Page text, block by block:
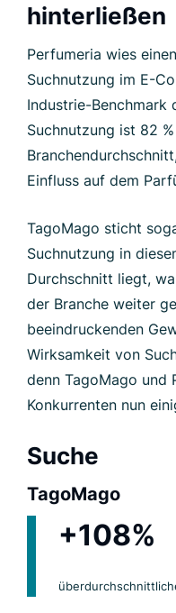
hinterließen
Perfumeria wies
Suchnutzung im E-
Industrie-Benchmark
Suchnutzung ist 82
Einfluss auf dem
TagoMago sticht
Suchnutzung in
Durchschnitt liegt,
der Branche weiter
beeindruckenden
Wirksamkeit von
denn TagoMago und
Konkurrenten nun
Suche
TagoMago
+108%